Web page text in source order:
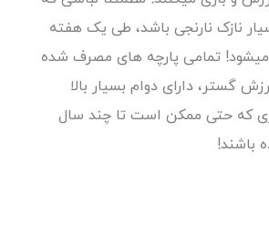
نازک نارنجی باشد، طی یک هفته
تمامی پارچه های مصرف شده
گستر، دارای دوام بسیار بالا
که حتی ممکن است تا چند سال
باشند!